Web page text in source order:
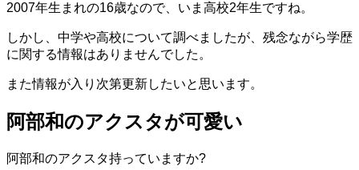
2007年生まれの16歳なので、いま高校2年生ですね。
しかし、中学や高校について調べましたが、残念ながら学歴
に関する情報はありませんでした。
また情報が入り次第更新したいと思います。
阿部和のアクスタが可愛い
阿部和のアクスタ持っていますか?